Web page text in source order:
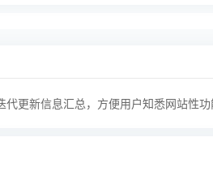
更新信息汇总，方便用户知悉网站性功